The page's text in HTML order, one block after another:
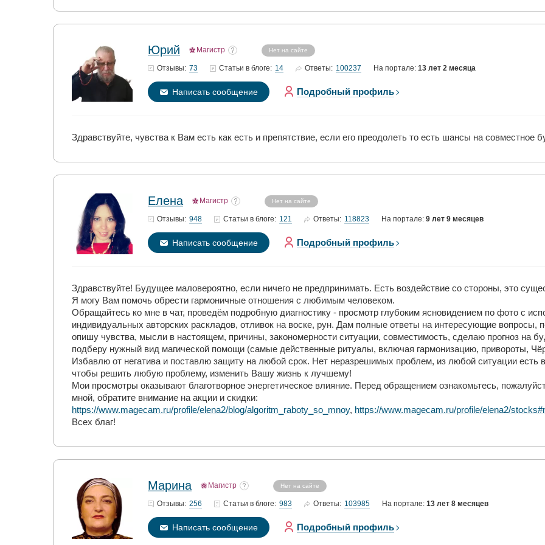
Юрий Магистр Нет на сайте
Отзывы: 73 Статьи в блоге: 14 Ответы: 100237 На портале: 13 лет 2 месяца
Написать сообщение Подробный профиль
Здравствуйте, чувства к Вам есть как есть и препятствие, если его преодолеть то есть шансы на совместное
Елена Магистр Нет на сайте
Отзывы: 948 Статьи в блоге: 121 Ответы: 118823 На портале: 9 лет 9 месяцев
Написать сообщение Подробный профиль
Здравствуйте! Будущее маловероятно, если ничего не предпринимать. Есть воздействие со стороны, это
Я могу Вам помочь обрести гармоничные отношения с любимым человеком.
Обращайтесь ко мне в чат, проведём подробную диагностику - просмотр глубоким ясновидением по фото с
индивидуальных авторских раскладов, отливок на воске, рун. Дам полные ответы на интересующие вопросы,
опишу чувства, мысли в настоящем, причины, закономерности ситуации, совместимость, сделаю прогноз на
подберу нужный вид магической помощи (самые действенные ритуалы, включая гармонизацию, привороты,
Избавлю от негатива и поставлю защиту на любой срок. Нет неразрешимых проблем, из любой ситуации
чтобы решить любую проблему, изменить Вашу жизнь к лучшему!
Мои просмотры оказывают благотворное энергетическое влияние. Перед обращением ознакомьтесь,
мной, обратите внимание на акции и скидки:
https://www.magecam.ru/profile/elena2/blog/algoritm_raboty_so_mnoy, https://www.magecam.ru/profile/elena2/
Всех благ!
Марина Магистр Нет на сайте
Отзывы: 256 Статьи в блоге: 983 Ответы: 103985 На портале: 13 лет 8 месяцев
Написать сообщение Подробный профиль